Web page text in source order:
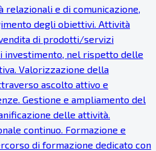
relazionali e di comunicazione,
degli obiettivi. Attività
di prodotti/servizi
investimento, nel rispetto delle
Valorizzazione della
ascolto attivo e
Gestione e ampliamento del
delle attività.
continuo. Formazione e
di formazione dedicato con